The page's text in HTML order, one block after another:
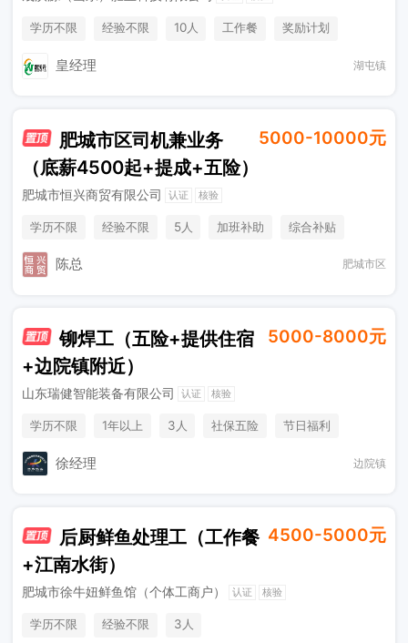
学历不限 经验不限 10人 工作餐
奖励计划
皇经理 湖屯镇
肥城市区司机兼业务
（底薪4500起+提成+五险）
5000-10000元
肥城市恒兴商贸有限公司 认证 核验
学历不限 经验不限 5人 加班补助
综合补贴
年终奖金
陈总 肥城市区
铆焊工（五险+提供住宿
+边院镇附近）
5000-8000元
山东瑞健智能装备有限公司 认证 核验
学历不限 1年以上 3人 社保五险
节日福利
奖励计划
徐经理 边院镇
后厨鲜鱼处理工（工作餐
+江南水街）
4500-5000元
肥城市徐牛妞鲜鱼馆（个体工商户） 认证 核验
学历不限 经验不限 3人